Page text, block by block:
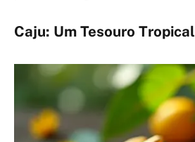
Caju: Um Tesouro Tropical